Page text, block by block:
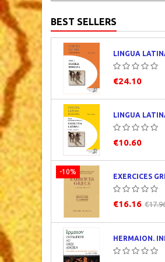
BEST SELLERS
€24.10
€10.60
-10%
€16.16